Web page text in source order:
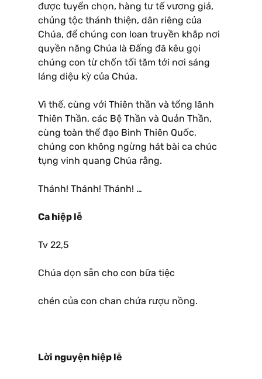
được tuyển chọn, hàng tư tế vương giả,
chủng tộc thánh thiện, dân riêng của
Chúa, để chúng con loan truyền khắp nơi
quyền năng Chúa là Ðấng đã kêu gọi
chúng con từ chốn tối tăm tới nơi sáng
láng diệu kỳ của Chúa.
Vì thế, cùng với Thiên thần và tổng lãnh
Thiên Thần, các Bệ Thần và Quản Thần,
cùng toàn thể đạo Binh Thiên Quốc,
chúng con không ngừng hát bài ca chúc
tụng vinh quang Chúa rằng.
Thánh! Thánh! Thánh! …
Ca hiệp lễ
Tv 22,5
Chúa dọn sẵn cho con bữa tiệc
chén của con chan chứa rượu nồng.
Lời nguyện hiệp lễ